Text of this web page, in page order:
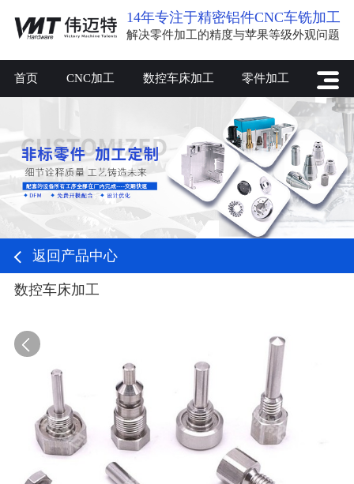
14年专注于精密铝件CNC车铣加工
解决零件加工的精度与苹果等级外观问题
首页 CNC加工 数控车床加工 零件加工
返回产品中心
数控车床加工